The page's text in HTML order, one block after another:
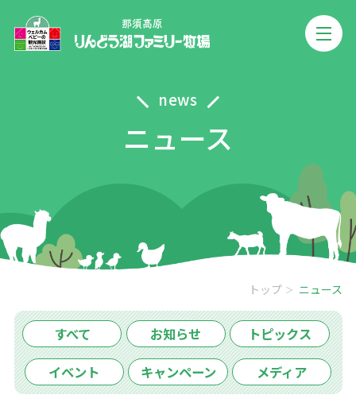
news
ニュース
トップ ニュース
すべて お知らせ トピックス
イベント キャンペーン メディア